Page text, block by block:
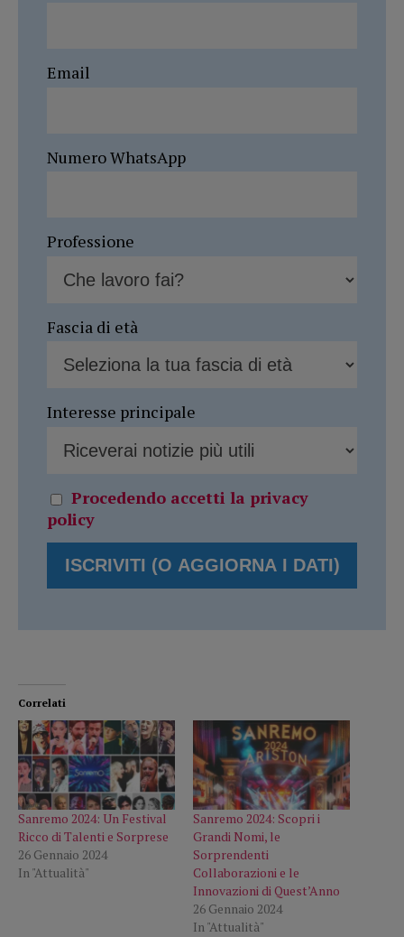
Email
Numero WhatsApp
Professione
Fascia di età
Interesse principale
Procedendo accetti la privacy
policy
Correlati
Sanremo 2024: Un Festival
Ricco di Talenti e Sorprese
26 Gennaio 2024
In "Attualità"
Sanremo 2024: Scopri i
Grandi Nomi, le
Sorprendenti
Collaborazioni e le
Innovazioni di Quest’Anno
26 Gennaio 2024
In "Attualità"